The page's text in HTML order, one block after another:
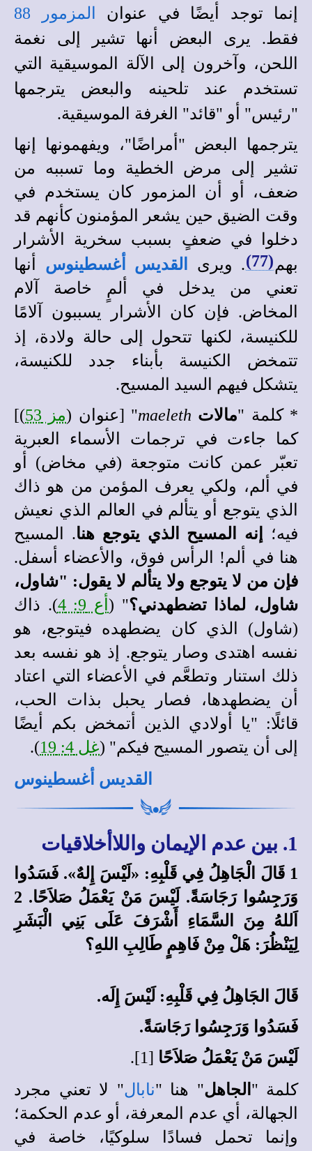
إنما توجد أيضًا في عنوان
المزمور 88
فقط. يرى البعض أنها تشير إلى نغمة
اللحن، وآخرون إلى الآلة الموسيقية التي
تستخدم عند تلحينه والبعض يترجمها
"رئيس" أو "قائد" الغرفة الموسيقية.
يترجمها البعض "أمراضًا"، ويفهمونها إنها
تشير إلى مرض الخطية وما تسببه من
ضعف، أو أن المزمور كان يستخدم في
وقت الضيق حين يشعر المؤمنون كأنهم قد
دخلوا في ضعفٍ بسبب سخرية الأشرار
بهم(77) . ويرى القديس أغسطينوس
أنها
تعني من يدخل في
ألمٍ خاصة آلام
المخاض. فإن كان الأشرار يسببون آلامًا
للكنيسة، لكنها تتحول إلى حالة ولادة، إذ
تتمخض الكنيسة بأبناء جدد للكنيسة،
يتشكل فيهم السيد المسيح.
*كلمة "مالات maeleth" [عنوان (مز 53
)]
كما جاءت في ترجمات الأسماء العبرية
تعبّر عمن كانت متوجعة (في مخاض) أو
في ألم، ولكي يعرف المؤمن من هو ذاك
الذي يتوجع أو يتألم في العالم الذي نعيش
فيه؛ إنه المسيح الذي يتوجع هنا. المسيح
هنا في ألم! الرأس فوق، والأعضاء أسفل.
فإن من لا يتوجع ولا يتألم لا يقول: "شاول،
شاول، لماذا تضطهدني؟" (أع 9: 4
). ذاك
(شاول) الذي كان يضطهده فيتوجع، هو
نفسه اهتدى وصار يتوجع. إذ هو نفسه بعد
ذلك استنار وتطعَّم في الأعضاء التي اعتاد
أن يضطهدها، فصار يحبل بذات الحب،
قائلًا: "يا أولادي الذين أتمخض بكم أيضًا
إلى أن يتصور المسيح فيكم" (غل 4: 19
).
القديس أغسطينوس
1. بين عدم الإيمان واللاأخلاقيات
1 قَالَ الْجَاهِلُ فِي قَلْبِهِ: «لَيْسَ إِلهٌ». فَسَدُوا
وَرَجِسُوا رَجَاسَةً. لَيْسَ مَنْ يَعْمَلُ صَلاَحًا. 2
اَللهُ مِنَ السَّمَاءِ أَشْرَفَ عَلَى بَنِي الْبَشَرِ
لِيَنْظُرَ: هَلْ مِنْ فَاهِمٍ طَالِبِ اللهِ؟
قَالَ الجَاهِلُ فِي قَلْبِهِ: لَيْسَ إِلَه.
فَسَدُوا وَرَجِسُوا رَجَاسَةً.
لَيْسَ مَنْ يَعْمَلُ صَلاَحًا [1].
كلمة " الجاهل" هنا "نابال" لا تعني مجرد
الجهالة، أي عدم المعرفة، أو عدم الحكمة؛
وإنما تحمل فسادًا سلوكيًا، خاصة في